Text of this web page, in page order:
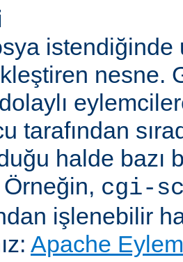
nesne.
tarafından
halde bazı
Örneğin, cgi-
işlenebilir
Apache